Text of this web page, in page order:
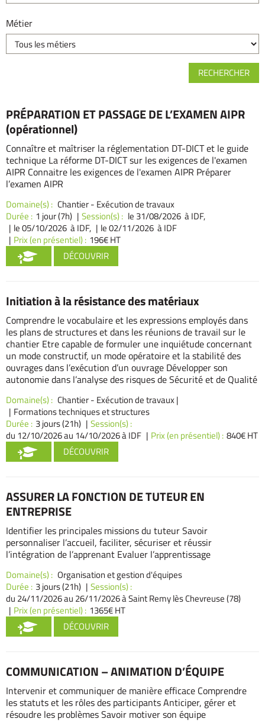
Métier
PRÉPARATION ET PASSAGE DE L’EXAMEN AIPR
(opérationnel)
Connaître et maîtriser la réglementation DT-DICT et le guide
technique La réforme DT-DICT sur les exigences de l'examen
AIPR Connaitre les exigences de l'examen AIPR Préparer
l’examen AIPR
Domaine(s) : Chantier - Exécution de travaux
Durée : 1 jour (7h) Session(s) : le 31/08/2026 à IDF,
le 05/10/2026 à IDF,
le 02/11/2026 à IDF
Prix (en présentiel) : 196€ HT
DÉCOUVRIR
Initiation à la résistance des matériaux
Comprendre le vocabulaire et les expressions employés dans
les plans de structures et dans les réunions de travail sur le
chantier Etre capable de formuler une inquiétude concernant
un mode constructif, un mode opératoire et la stabilité des
ouvrages dans l’exécution d’un ouvrage Développer son
autonomie dans l’analyse des risques de Sécurité et de Qualité
Domaine(s) : Chantier - Exécution de travaux|
Formations techniques et structures
Durée : 3 jours (21h)
Session(s) :
du 12/10/2026au 14/10/2026 à IDF Prix (en présentiel) : 840€ HT
DÉCOUVRIR
ASSURER LA FONCTION DE TUTEUR EN
ENTREPRISE
Identifier les principales missions du tuteur Savoir
personnaliser l’accueil, faciliter, sécuriser et réussir
l’intégration de l’apprenant Evaluer l’apprentissage
Domaine(s) : Organisation et gestion d'équipes
Durée : 3 jours (21h)
Session(s) :
du 24/11/2026au 26/11/2026 à Saint Remy lès Chevreuse (78)
Prix (en présentiel) : 1365€ HT
DÉCOUVRIR
COMMUNICATION – ANIMATION D’ÉQUIPE
Intervenir et communiquer de manière efficace Comprendre
les statuts et les rôles des participants Anticiper, gérer et
résoudre les problèmes Savoir motiver son équipe